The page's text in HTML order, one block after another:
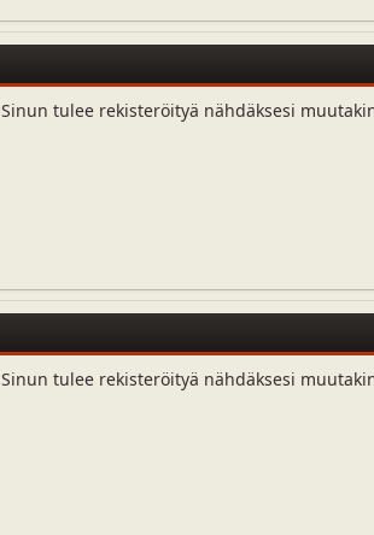
Sinun tulee rekisteröityä nähdäksesi
Sinun tulee rekisteröityä nähdäksesi